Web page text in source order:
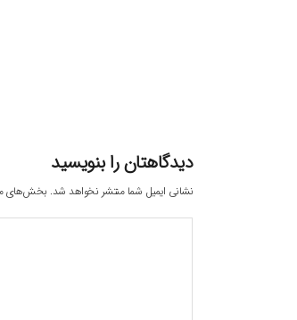
دیدگاهتان را بنویسید
نشانی ایمیل شما منتشر نخواهد شد. بخش‌های